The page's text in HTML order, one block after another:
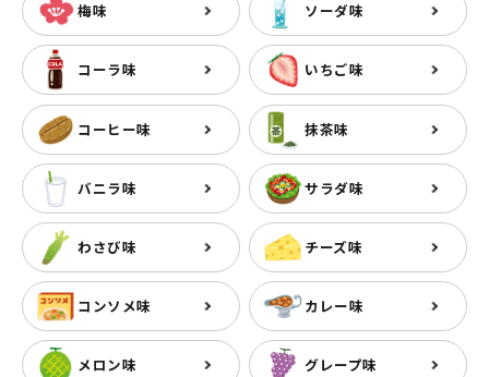
梅味 ソーダ味
コーラ味 いちご味
コーヒー味 抹茶味
バニラ味 サラダ味
わさび味 チーズ味
コンソメ味 カレー味
メロン味 グレープ味